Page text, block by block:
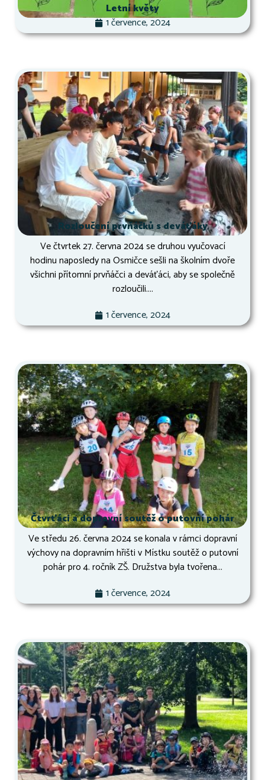
Letní květy
1 července, 2024
Rozloučení prvňáčků s deváťáky
Ve čtvrtek 27. června 2024 se druhou vyučovací
hodinu naposledy na Osmičce sešli na školním dvoře
všichni přítomní prvňáčci a deváťáci, aby se společně
rozloučili....
1 července, 2024
Čtvrťáci a dopravní soutěž o putovní pohár
Ve středu 26. června 2024 se konala v rámci dopravní
výchovy na dopravním hřišti v Místku soutěž o putovní
pohár pro 4. ročník ZŠ. Družstva byla tvořena...
1 července, 2024